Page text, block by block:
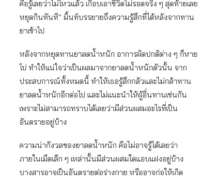
คือรู้เลยว่าไม่ไหวแล้ว เกือบเอาชีวิตไม่รอดจริง ๆ สุดท้ายเลย
หยุดกินทันที” มิ้นท์บรรยายถึงความรู้สึกที่ได้หลังจากทาน
ยาเข้าไป
หลังจากหยุดทานยาลดน้ำหนัก อาการผิดปกติต่าง ๆ ก็หาย
ไป ทำให้แน่ใจว่าเป็นผลมาจากยาลดน้ำหนักตัวนั้น จาก
ประสบการณ์ทั้งหมดนี้ ทำให้เธอรู้สึกกลัวและไม่กล้าทาน
ยาลดน้ำหนักอีกต่อไป และไม่แนะนำให้ผู้อื่นทานเช่นกัน
เพราะไม่สามารถทราบได้เลยว่ามีส่วนผสมอะไรที่เป็น
อันตรายอยู่บ้าง
ความน่ากังวลของยาลดน้ำหนัก คือไม่อาจรู้ได้เลยว่า
ภายในเม็ดเล็ก ๆ เหล่านั้นมีส่วนผสมใดแอบแฝงอยู่บ้าง
บางสารอาจเป็นอันตรายต่อร่างกาย หรืออาจก่อให้เกิด